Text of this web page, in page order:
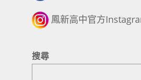
鳳新高中官方
搜尋